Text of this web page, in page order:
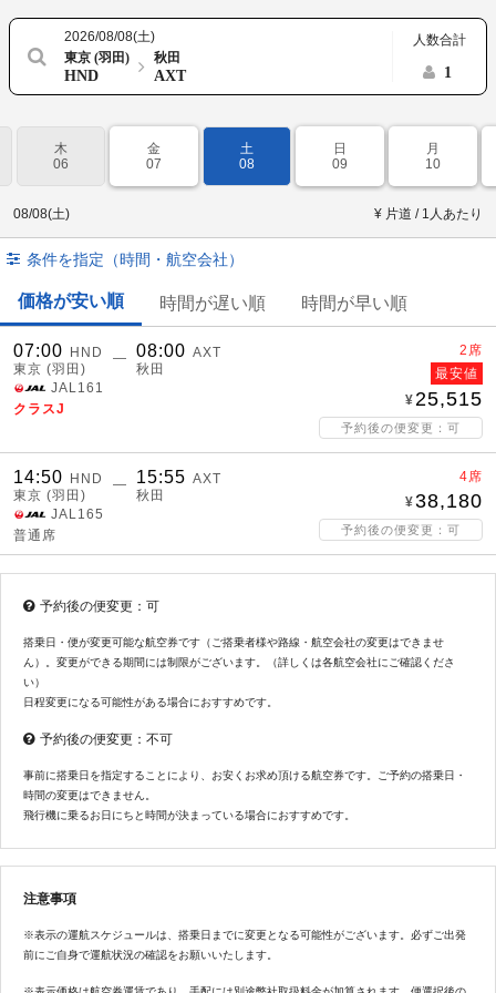
2026/08/08(土)
東京 (羽田)
HND
秋田
AXT
人数合計
1
木
06
金
07
土
08
日
09
月
10
08/08(土) ¥ 片道 / 1人あたり
条件を指定（時間・航空会社）
価格が安い順 時間が遅い順 時間が早い順
07:00
HND
東京 (羽田)
― 08:00 AXT
秋田
JAL161
クラスJ
2席
最安値
25,515
予約後の便変更：可
14:50
HND
東京 (羽田)
― 15:55 AXT
秋田
JAL165
普通席
4席
38,180
予約後の便変更：可
予約後の便変更：可
搭乗日・便が変更可能な航空券です（ご搭乗者様や路線・航空会社の変更はできませ
ん）。変更ができる期間には制限がございます。（詳しくは各航空会社にご確認くださ
い）
日程変更になる可能性がある場合におすすめです。
予約後の便変更：不可
事前に搭乗日を指定することにより、お安くお求め頂ける航空券です。ご予約の搭乗日・
時間の変更はできません。
飛行機に乗るお日にちと時間が決まっている場合におすすめです。
注意事項
※表示の運航スケジュールは、搭乗日までに変更となる可能性がございます。必ずご出発
前にご自身で運航状況の確認をお願いいたします。